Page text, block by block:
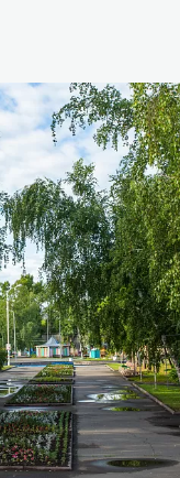
Новости
Что